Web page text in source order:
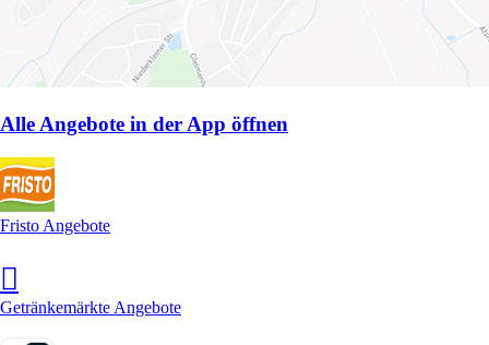
Alle Angebote in der App öffnen
Fristo Angebote
Getränkemärkte Angebote